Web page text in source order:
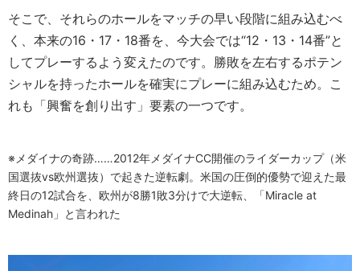
そこで、それらのホールをマッチの早い段階に組み込むべ
く、本来の16・17・18番を、今大会では“12・13・14番”と
してプレーするよう変えたのです。勝敗を左右するポテン
シャルを持ったホールを確実にプレーに組み込むため。こ
れも「興奮を創り出す」要素の一つです。
※メダイナの奇跡……2012年メダイナCC開催のライダーカップ（米
国選抜vs欧州選抜）で起きた逆転劇。米国の圧倒的優勢で迎えた最
終日の12試合を、欧州が8勝1敗3分けで大逆転、「Miracle at
Medinah」と言われた